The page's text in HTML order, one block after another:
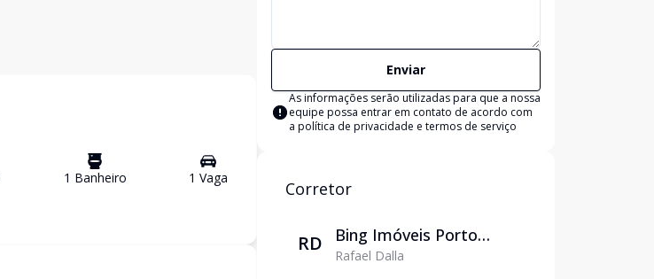
1 Banheiro 1 Vaga
Enviar
As informações serão utilizadas para que a nossa
equipe possa entrar em contato de acordo com
a política de privacidade e termos de serviço
Corretor
RD
Bing Imóveis Porto
Alegre
Rafael Dalla